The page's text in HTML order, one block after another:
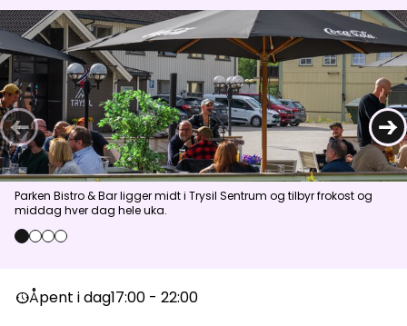
Kalender
Inspirasjon chevron_right
Nyttig informasjon chevron_right
Aktuelt
Topp:8,0m/s
Åpne heiser
← →
Parken Bistro & Bar ligger midt i Trysil Sentrum og tilbyr frokost og
middag hver dag hele uka.
0 1 2 3
nest_clock_farsight_analogÅpent i dag17:00 - 22:00